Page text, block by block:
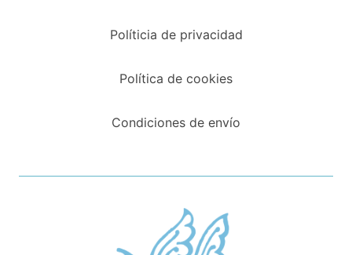
Políticia de privacidad
Política de cookies
Condiciones de envío